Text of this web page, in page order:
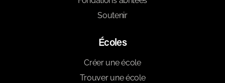
Soutenir
Écoles
Créer une école
Trouver une école